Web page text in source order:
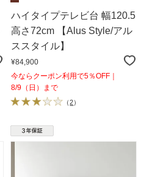
ハイタイプテレビ台 幅120.5
高さ72cm 【Alus Style/アル
ススタイル】
¥84,900
今ならクーポン利用で5％OFF｜
8/9（日）まで
（2）